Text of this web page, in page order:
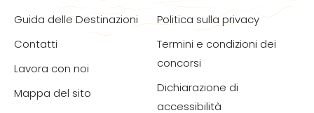
Guida delle Destinazioni
Contatti
Lavora con noi
Mappa del sito
Politica sulla privacy
Termini e condizioni dei
concorsi
Dichiarazione di
accessibilità